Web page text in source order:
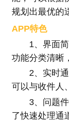
规划出最优的
APP特色
1、界面
功能分类清晰
2、实时
可以与收件人
3、问题
了快速处理通